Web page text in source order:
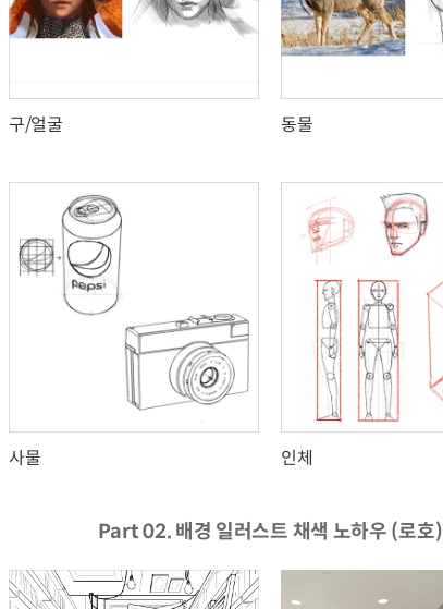
구/얼굴 동물
사물 인체
Part 02. 배경 일러스트 채색 노하우 (로호)